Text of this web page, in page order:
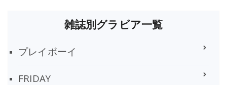
雑誌別グラビア一覧
プレイボーイ
FRIDAY